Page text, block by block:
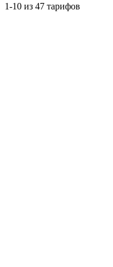
1-10 из 47 тарифов